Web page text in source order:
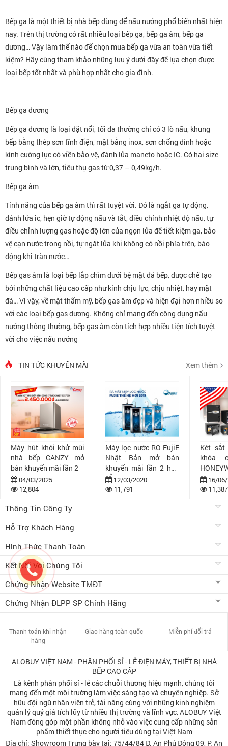
Bếp ga là một thiết bị nhà bếp dùng để nấu nướng phổ biến nhất hiện
nay. Trên thị trường có rất nhiều loại bếp ga, bếp ga âm, bếp ga
dương… Vậy làm thế nào để chọn mua bếp ga vừa an toàn vừa tiết
kiệm? Hãy cùng tham khảo những lưu ý dưới đây để lựa chọn được
loại bếp tốt nhất và phù hợp nhất cho gia đình.
Bếp ga dương
Bếp ga dương là loại đặt nổi, tối đa thường chỉ có 3 lò nấu, khung
bếp bằng thép sơn tĩnh điện, mặt bằng inox, sơn chống dính hoặc
kính cường lực có viền bảo vệ, đánh lửa maneto hoặc IC. Có hai size
trung bình và lớn, tiêu thụ gas từ 0,37 – 0,49kg/h.
Bếp ga âm
Tính năng của bếp ga âm thì rất tuyệt vời. Đó là ngắt ga tự động,
đánh lửa ic, hẹn giờ tự động nấu và tắt, điều chỉnh nhiệt độ nấu, tự
điều chỉnh lượng gas hoặc độ lớn của ngọn lửa để tiết kiệm ga, bảo
vệ cạn nước trong nồi, tự ngắt lửa khi không có nồi phía trên, báo
động khi tràn nước…
Bếp gas âm là loại bếp lắp chìm dưới bệ mặt đá bếp, được chế tạo
bởi những chất liệu cao cấp như kính chịu lực, chịu nhiệt, hay mặt
đá… Vì vậy, về mặt thẩm mỹ, bếp gas âm đẹp và hiện đại hơn nhiều so
với các loại bếp gas dương. Không chỉ mang đến công dụng nấu
nướng thông thường, bếp gas âm còn tích hợp nhiều tiện tích tuyệt
vời cho việc nấu nướng
TIN TỨC KHUYẾN MÃI Xem thêm
Máy hút khói khử mùi
nhà bếp CANZY mở
bán khuyến mãi lần 2
04/03/2025
12,804
Máy lọc nước RO FujiE
Nhật Bản mở bán
khuyến mãi lần 2 hấp
dẫn12/03/2020
11,791
Két sắt
khóa
bán16/
11,387
Thông Tin Công Ty
Hỗ Trợ Khách Hàng
Hình Thức Thanh Toán
Kết Nối Với Chúng Tôi
Chứng Nhận Website TMĐT
Chứng Nhận ĐLPP SP Chính Hãng
Thanh toán khi nhận
hàng
Giao hàng toàn quốc Miễn phí đổi trả
ALOBUY VIỆT NAM - PHÂN PHỐI SỈ - LẺ ĐIỆN MÁY, THIẾT BỊ NHÀ
BẾP CAO CẤP
Là kênh phân phối sỉ - lẻ các chuỗi thương hiệu mạnh, chúng tôi
mang đến một môi trường làm việc sáng tạo và chuyên nghiệp. Sở
hữu đội ngũ nhân viên trẻ, tài năng cùng với những kinh nghiệm
quản lý quý giá tích lũy từ nhiều thị trường và lĩnh vực, ALOBUY Việt
Nam đóng góp một phần không nhỏ vào việc cung cấp những sản
phẩm thiết thực cho người tiêu dùng tại Việt Nam
Địa chỉ: Showroom Trưng bày tại: 75/44/84 Đ. An Phú Đông 09, P. An